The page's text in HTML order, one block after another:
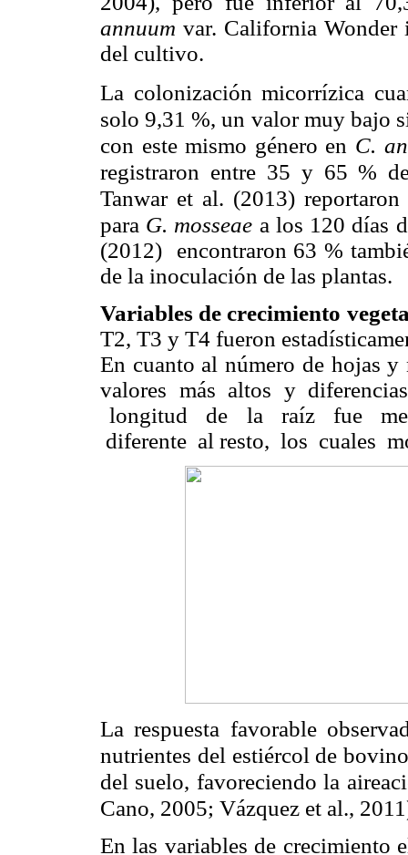
annuum var. California
del cultivo.
La colonización micorrízica
solo 9,31 %, un valor muy bajo
con este mismo género en C.
registraron entre 35 y 65 %
Tanwar et al. (2013)
para G. mosseae a los 120 días
(2012) encontraron 63 %
de la inoculación de las plantas.
Variables de crecimiento
T2, T3 y T4 fueron
En cuanto al número de hojas
valores más altos y
longitud de la raíz fue
diferente al resto, los cuales
La respuesta favorable
nutrientes del estiércol de
del suelo, favoreciendo la
Cano, 2005; Vázquez et al.,
En las variables de